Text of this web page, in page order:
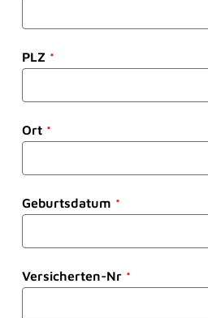
PLZ *
Ort *
Geburtsdatum *
Versicherten-Nr *